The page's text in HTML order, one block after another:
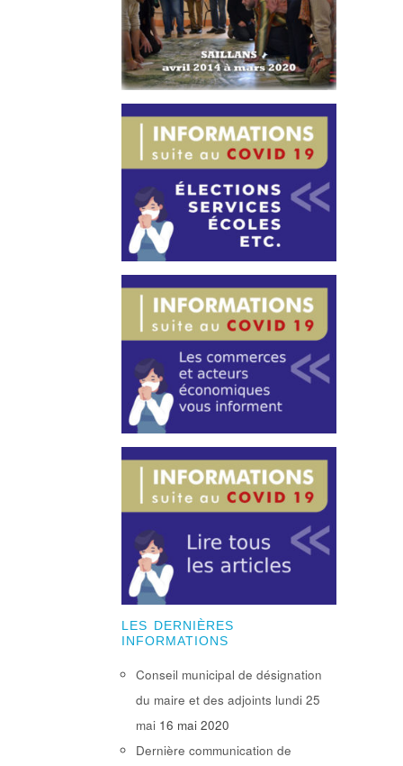
LES DERNIÈRES
INFORMATIONS
Conseil municipal de désignation
du maire et des adjoints lundi 25
mai 16 mai 2020
Dernière communication de